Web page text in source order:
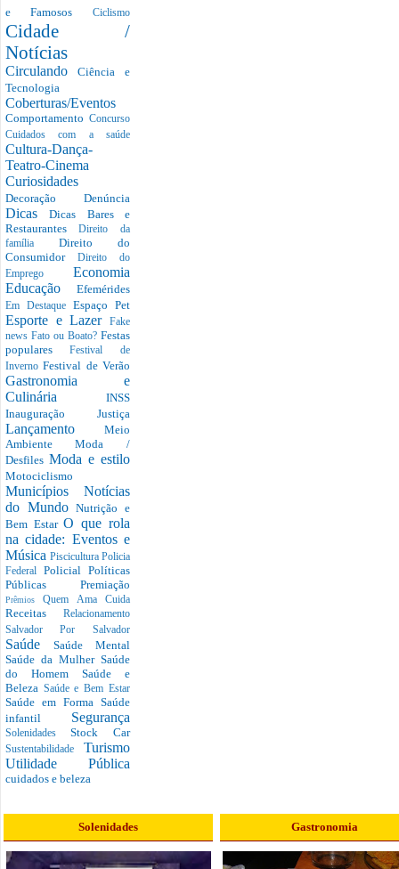
e Famosos Ciclismo
Cidade /
Notícias
CirculandoCiência e
Tecnologia
Coberturas/Eventos
Comportamento Concurso
Cuidados com a saúde
Cultura-Dança-
Teatro-Cinema
Curiosidades
Decoração Denúncia
DicasDicas Bares e
RestaurantesDireito da
família Direito do
Consumidor Direito do
Emprego Economia
Educação Efemérides
Em Destaque Espaço Pet
Esporte e Lazer
Fake
news Fato ou Boato? Festas
popularesFestival de
InvernoFestival de Verão
Gastronomia e
Culinária INSS
Inauguração Justiça
Lançamento Meio
AmbienteModa /
Desfiles Moda e estilo
Motociclismo
Municípios Notícias
do MundoNutrição e
Bem EstarO que rola
na cidade: Eventos e
Música Piscicultura Policia
Federal Policial Políticas
Públicas Premiação
PrêmiosQuem Ama Cuida
Receitas Relacionamento
Salvador Por Salvador
Saúde Saúde Mental
Saúde da Mulher Saúde
do Homem Saúde e
Beleza Saúde e Bem Estar
Saúde em Forma Saúde
infantil Segurança
SolenidadesStock Car
Sustentabilidade Turismo
Utilidade Pública
cuidados e beleza
Solenidades Gastronomia